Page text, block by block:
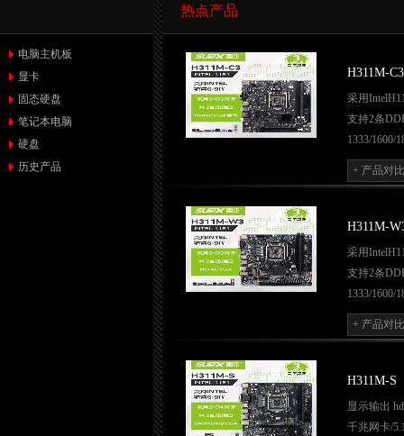
电脑主机板
显卡
固态硬盘
笔记本电脑
硬盘
历史产品
热点产品
H311M-C3
采用
支持2条
1333/1600/
支持M.2
集成千兆网
+ 产品对比
H311M-
采用
支持2条
1333/1600/
集成1个
支持1个
支持4个
+ 产品对比
H311M-S
显示输出
千兆网卡/